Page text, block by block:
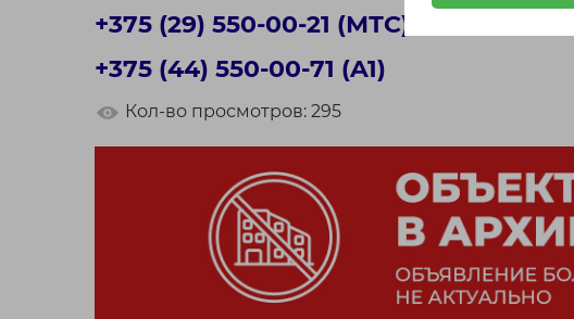
+375 (29) 550-00-21 (МТС)
+375 (44) 550-00-71 (A1)
Кол-во просмотров: 295